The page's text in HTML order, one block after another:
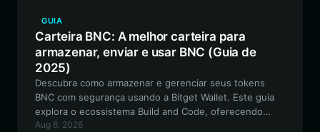
GUIA
Carteira BNC: A melhor carteira para
armazenar, enviar e usar BNC (Guia de
2025)
Descubra como armazenar e gerenciar seus tokens
BNC com segurança usando a Bitget Wallet. Este guia
explora o ecossistema Build and Code, oferecendo
insights especializados sobre os melhores recursos de
Aug 6, 2026